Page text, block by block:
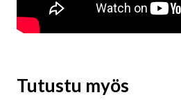
Tutustu myös